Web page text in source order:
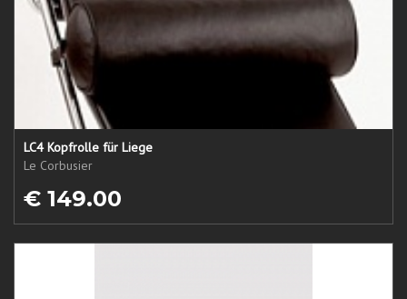
LC4 Kopfrolle für Liege
Le Corbusier
€ 149.00